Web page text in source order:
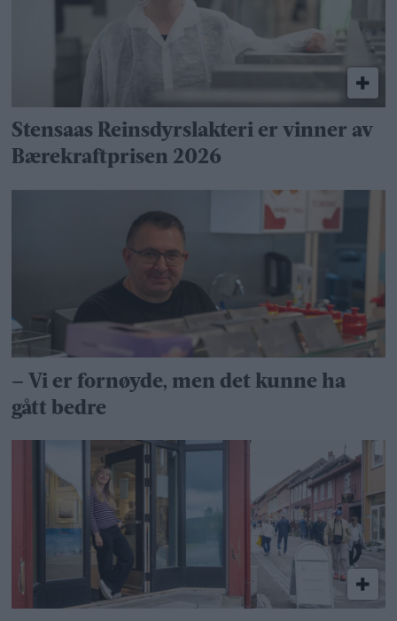
Stensaas Reinsdyrslakteri er vinner av
Bærekraftprisen 2026
– Vi er fornøyde, men det kunne ha
gått bedre